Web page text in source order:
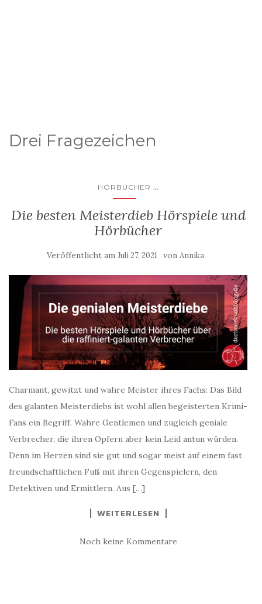
Drei Fragezeichen
HÖRBÜCHER ...
Die besten Meisterdieb Hörspiele und
Hörbücher
Veröffentlicht am Juli 27, 2021 von Annika
Charmant, gewitzt und wahre Meister ihres Fachs: Das Bild
des galanten Meisterdiebs ist wohl allen begeisterten Krimi-
Fans ein Begriff. Wahre Gentlemen und zugleich geniale
Verbrecher, die ihren Opfern aber kein Leid antun würden.
Denn im Herzen sind sie gut und sogar meist auf einem fast
freundschaftlichen Fuß mit ihren Gegenspielern, den
Detektiven und Ermittlern. Aus […]
WEITERLESEN
Noch keine Kommentare